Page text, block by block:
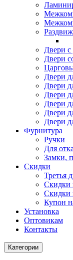
Двери с
Двери
Двери
Двери
Двери
Двери
Двери
Двери
Фурнитура
Ручки
Для
Замки,
Скидки
Третья
Скидки
Скидки
Купон
Установка
Оптовикам
Контакты
Категории